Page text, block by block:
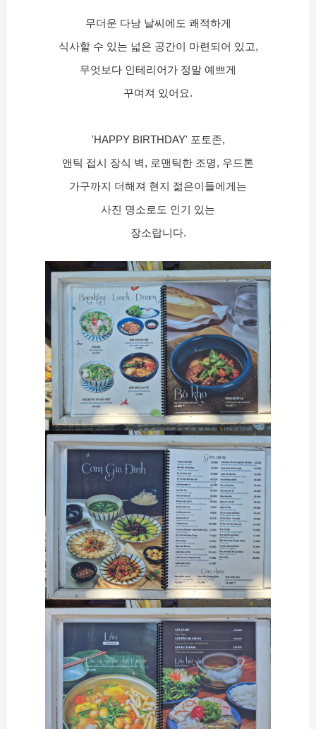
무더운 다낭 날씨에도 쾌적하게
식사할 수 있는 넓은 공간이 마련되어 있고,
무엇보다 인테리어가 정말 예쁘게
꾸며져 있어요.
'HAPPY BIRTHDAY' 포토존,
앤틱 접시 장식 벽, 로맨틱한 조명, 우드톤
가구까지 더해져 현지 젊은이들에게는
사진 명소로도 인기 있는
장소랍니다.